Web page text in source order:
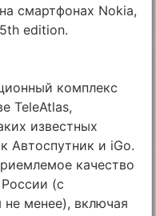
смартфонах Nokia,
edition.
комплекс
TeleAtlas,
известных
Автоспутник и iGo.
качество
(с
менее), включая